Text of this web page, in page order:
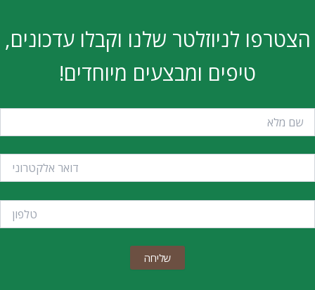
הצטרפו לניוזלטר שלנו וקבלו עדכונים,
טיפים ומבצעים מיוחדים!